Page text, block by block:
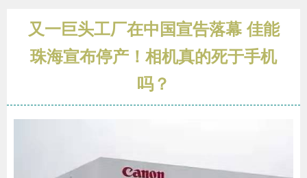
又一巨头工厂在中国宣告落幕 佳能
珠海宣布停产！相机真的死于手机
吗？